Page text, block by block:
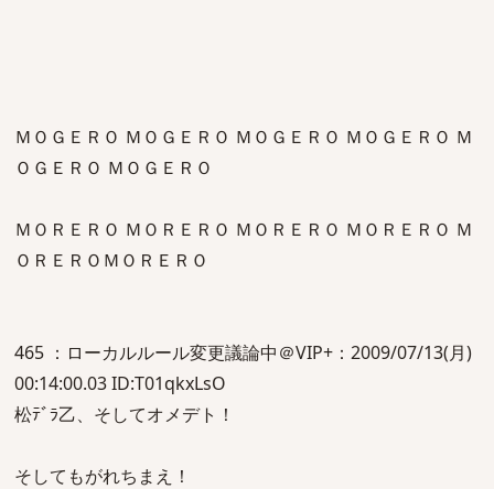
ＭＯＧＥＲＯ ＭＯＧＥＲＯ ＭＯＧＥＲＯ ＭＯＧＥＲＯ Ｍ
ＯＧＥＲＯ ＭＯＧＥＲＯ
ＭＯＲＥＲＯ ＭＯＲＥＲＯ ＭＯＲＥＲＯ ＭＯＲＥＲＯ Ｍ
ＯＲＥＲＯＭＯＲＥＲＯ
465 ：ローカルルール変更議論中＠VIP+：2009/07/13(月)
00:14:00.03 ID:T01qkxLsO
松ﾃﾞﾗ乙、そしてオメデト！
そしてもがれちまえ！